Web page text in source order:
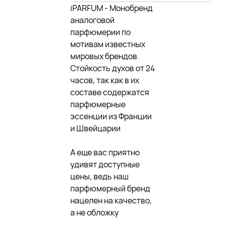
iPARFUM - Монобренд
аналоговой
парфюмерии по
мотивам известных
мировых брендов.
Стойкость духов от 24
часов, так как в их
составе содержатся
парфюмерные
эссенции из Франции
и Швейцарии
А еще вас приятно
удивят доступные
цены, ведь наш
парфюмерный бренд
нацелен на качество,
а не обложку